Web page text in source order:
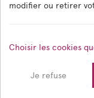
modifier ou retirer
Choisir les cookies
Je refuse